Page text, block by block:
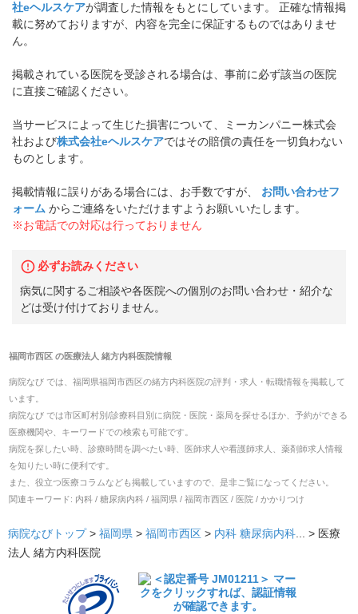
社eヘルスケアが調査した情報をもとにしています。 正確な情報掲
載に努めておりますが、内容を完全に保証するものではありませ
ん。
掲載されている医院を受診される場合は、事前に必ず該当の医院
に直接ご確認ください。
当サービスによって生じた損害について、ミーカンパニー株式会
社および株式会社eヘルスケアではその賠償の責任を一切負わない
ものとします。
掲載情報に誤りがある場合には、お手数ですが、
お問い合わせフ
ォーム からご連絡をいただけますようお願いいたします。
※お電話での対応は行っておりません
必ずお読みください
病気に関するご相談や各医院への個別のお問い合わせ・紹介な
どは受け付けておりません。
福岡市西区 の医療法人 緒方内科医院情報
病院なび では、 福岡県福岡市西区の緒方内科医院の評判・求人・転職情報を掲載して
います。
病院なび では市区町村別/診療科目別に病院・医院・薬局を探せるほか、予約ができる
医療機関や、キーワードでの検索も可能です。
病院を探したい時、診療時間を調べたい時、医師求人や看護師求人、薬剤師求人情報
を知りたい時に便利です。
また、役立つ医療コラムなども掲載していますので、是非ご覧になってください。
関連キーワード: 内科 / 糖尿病内科 / 福岡県 / 福岡市西区 / 医院 / かかりつけ
病院なびトップ > 福岡県 > 福岡市西区 > 内科 糖尿病内科 ... > 医療
法人 緒方内科医院